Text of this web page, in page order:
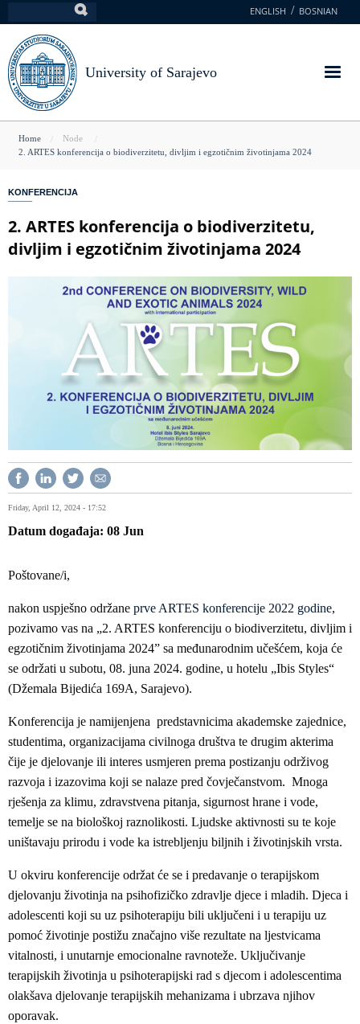
to
main
content
ENGLISH BOSNIAN
University of Sarajevo
You
here
Home
Node
2. ARTES konferencija o biodiverzitetu, divljim i egzotičnim životinjama 2024
KONFERENCIJA
2. ARTES konferencija o biodiverzitetu,
divljim i egzotičnim životinjama 2024
Friday, April 12, 2024 - 17:52
Datum događaja 08 Jun
Poštovane/i,
nakon uspješno održane prve ARTES konferencije 2022 godine,
pozivamo vas na „2. ARTES konferenciju o biodiverzitetu, divljim i
egzotičnim životinjama 2024” sa međunarodnim učešćem, koja će
se održati u subotu, 08. juna 2024. godine, u hotelu „Ibis Styles“
(Džemala Bijedića 169A, Sarajevo).
Konferencija je namijenjena predstavnicima akademske zajednice,
studentima, organizacijama civilnoga društva te drugim akterima
čije je djelovanje ili interes usmjeren prema postizanju održivog
razvoja i izazovima koji se nalaze pred čovječanstvom. Mnoga
rješenja za klimu, zdravstvena pitanja, sigurnost hrane i vode,
temelje se na biološkoj raznolikosti. Ljudske aktivnosti su te koje
uništavaju prirodu i vode ka istrebljenju biljnih i životinjskih vrsta.
U okviru konferencije održat će se i predavanje o terapijskom
djelovanju životinja na psihofizičko zdravlje djece i mladih. Djeca i
adolescenti koji su uz psihoterapiju bili uključeni i u terapiju uz
pomoć životinje postižu značajno više rezultate na ljestvicama
vitalnosti, i unutarnje emocionalne ravnoteže. Uključivanje
terapijskih životinja u psihoterapijski rad s djecom i adolescentima
olakšava djelovanje terapijskih mehanizama i ubrzava njihov
oporavak.